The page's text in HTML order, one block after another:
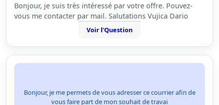
Bonjour, je suis très intéressé par votre offre. Pouvez-
vous me contacter par mail. Salutations Vujica Dario
Voir l'Question
Bonjour, je me permets de vous adresser ce courrier afin de
vous faire part de mon souhait de travai